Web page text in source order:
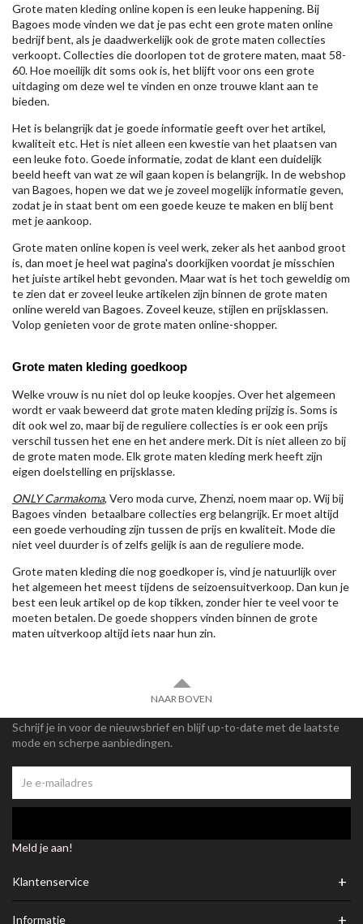
Grote maten kleding online kopen is een leuke happening. Bij
Bagoes mode vinden we dat je pas echt een grote maten online
bedrijf bent, als je daadwerkelijk ook de grote maten collecties
verkoopt. Collecties die doorlopen tot de grotere maten, maat 58-
60. Hoe moeilijk dit soms ook is, het blijft voor ons een grote
uitdaging om deze wel te vinden en onze trouwe klant aan te
bieden.
Het is belangrijk dat je goede informatie geeft over het artikel,
kwaliteit etc. Het is niet alleen een kwestie van het plaatsen van
een leuke foto. Goede informatie, zodat de klant een duidelijk
beeld heeft van wat ze wil gaan kopen is belangrijk. In de webshop
van Bagoes, hopen we dat we je zoveel mogelijk informatie geven,
zodat je in staat bent om een goede keuze te maken en blij bent
met je aankoop.
Grote maten online kopen is veel werk, zeker als het aanbod groot
is, dan moet je heel wat pagina's doorkijken voordat je misschien
het juiste artikel hebt gevonden. Maar wat is het toch geweldig om
te zien dat er zoveel leuke artikelen zijn binnen de grote maten
online wereld van Bagoes. Zoveel keuze, stijlen en prijsklassen.
Volop genieten voor de grote maten online-shopper.
Grote maten kleding goedkoop
Welke vrouw is nu niet dol op leuke koopjes. Over het algemeen
wordt er vaak beweerd dat grote maten kleding prijzig is. Soms is
dit ook wel zo, maar bij de reguliere collecties is er ook een prijs
verschil tussen het ene en het andere merk. Dit is niet alleen zo bij
de grote maten mode. Elk grote maten kleding merk heeft zijn
eigen doelstelling en prijsklasse.
ONLY Carmakoma, Vero moda curve, Zhenzi, noem maar op. Wij bij
Bagoes vinden betaalbare collecties erg belangrijk. Er moet altijd
een goede verhouding zijn tussen de prijs en kwaliteit. Mode die
niet veel duurder is of zelfs gelijk is aan de reguliere mode.
Grote maten kleding die nog goedkoper is, vind je natuurlijk over
het algemeen het meest tijdens de seizoensuitverkoop. Dan kun je
best een leuk artikel op de kop tikken, zonder hier te veel voor te
moeten betalen. De goede shoppers vinden binnen de grote
maten uitverkoop altijd iets naar hun zin.
NAAR BOVEN
Schrijf je in voor de nieuwsbrief en blijf up-to-date met de laatste
mode en scherpe aanbiedingen.
Meld je aan!
Klantenservice +
Informatie +